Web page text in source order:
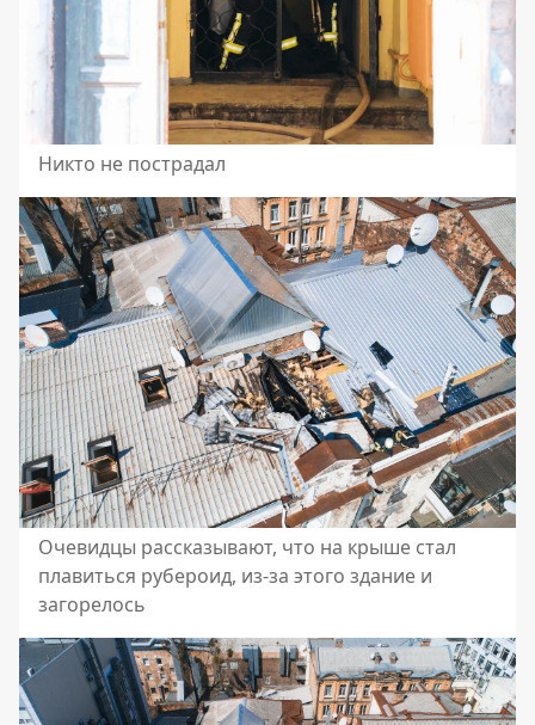
Никто не пострадал
Очевидцы рассказывают, что на крыше стал
плавиться рубероид, из-за этого здание и
загорелось